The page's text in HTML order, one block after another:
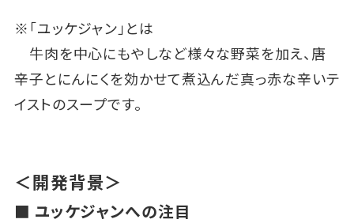
※「ユッケジャン」とは
牛肉を中心にもやしなど様々な野菜を加え、唐
辛子とにんにくを効かせて煮込んだ真っ赤な辛いテ
イストのスープです。
＜開発背景＞
■ ユッケジャンへの注目